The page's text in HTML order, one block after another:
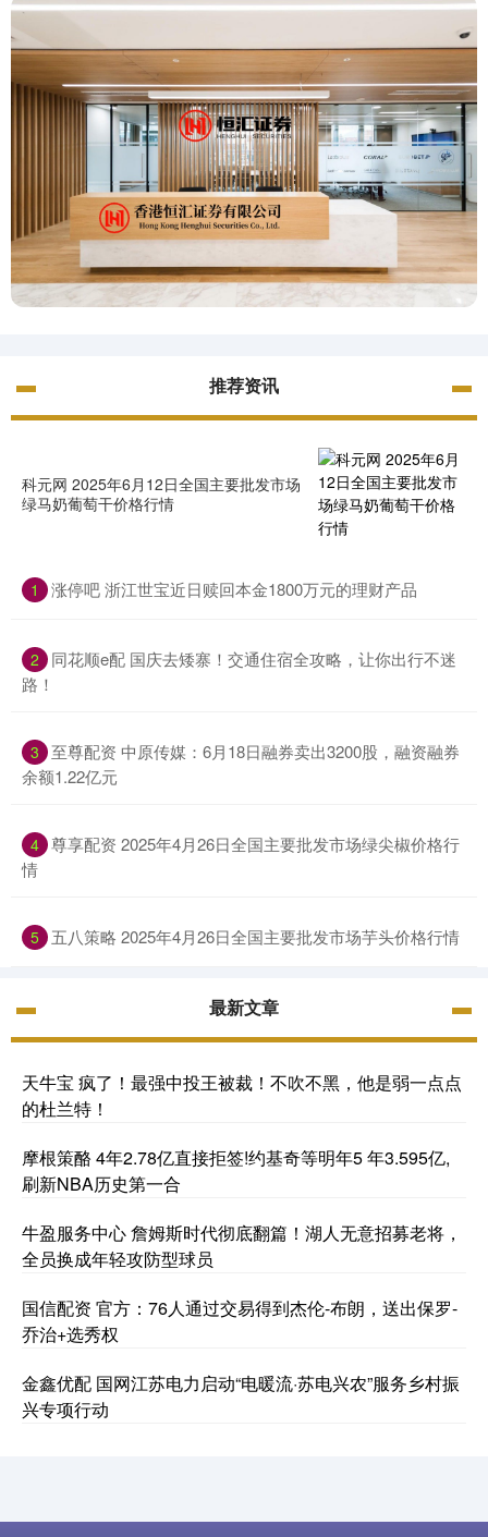
推荐资讯
科元网 2025年6月12日全国主要批发市场
绿马奶葡萄干价格行情
1 涨停吧 浙江世宝近日赎回本金1800万元的理财产品
2
同花顺e配 国庆去矮寨！交通住宿全攻略，让你出行不迷
路！
3 至尊配资 中原传媒：6月18日融券卖出3200股，融资融券
余额1.22亿元
4 尊享配资 2025年4月26日全国主要批发市场绿尖椒价格行
情
5 五八策略 2025年4月26日全国主要批发市场芋头价格行情
最新文章
天牛宝 疯了！最强中投王被裁！不吹不黑，他是弱一点点
的杜兰特！
摩根策酪 4年2.78亿直接拒签!约基奇等明年5 年3.595亿,
刷新NBA历史第一合
牛盈服务中心 詹姆斯时代彻底翻篇！湖人无意招募老将，
全员换成年轻攻防型球员
国信配资 官方：76人通过交易得到杰伦-布朗，送出保罗-
乔治+选秀权
金鑫优配 国网江苏电力启动“电暖流·苏电兴农”服务乡村振
兴专项行动